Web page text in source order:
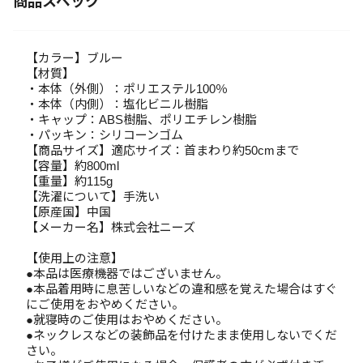
【カラー】ブルー
【材質】
・本体（外側）：ポリエステル100％
・本体（内側）：塩化ビニル樹脂
・キャップ：ABS樹脂、ポリエチレン樹脂
・パッキン：シリコーンゴム
【商品サイズ】適応サイズ：首まわり約50cmまで
【容量】約800ml
【重量】約115g
【洗濯について】手洗い
【原産国】中国
【メーカー名】株式会社ニーズ
【使用上の注意】
●本品は医療機器ではございません。
●本品着用時に息苦しいなどの違和感を覚えた場合はすぐ
にご使用をおやめください。
●就寝時のご使用はおやめください。
●ネックレスなどの装飾品を付けたまま使用しないでくだ
さい。